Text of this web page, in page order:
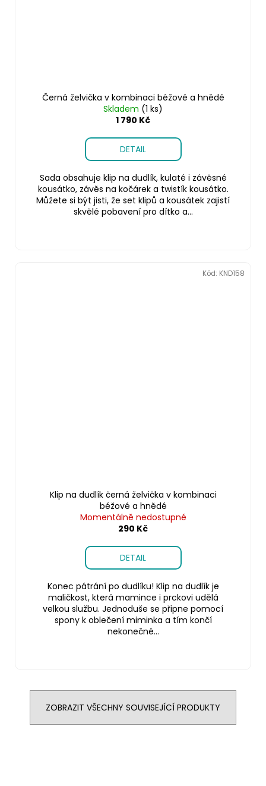
Černá želvička v kombinaci béžové a hnědé
Skladem (1 ks)
1 790 Kč
DETAIL
Sada obsahuje klip na dudlík, kulaté i závěsné
kousátko, závěs na kočárek a twistík kousátko.
Můžete si být jisti, že set klipů a kousátek zajistí
skvělé pobavení pro dítko a...
Klip na dudlík černá želvička v kombinaci
béžové a hnědé
Momentálně nedostupné
290 Kč
DETAIL
Konec pátrání po dudlíku! Klip na dudlík je
maličkost, která mamince i prckovi udělá
velkou službu. Jednoduše se připne pomocí
spony k oblečení miminka a tím končí
nekonečné...
Kód: KND158
ZOBRAZIT VŠECHNY SOUVISEJÍCÍ PRODUKTY